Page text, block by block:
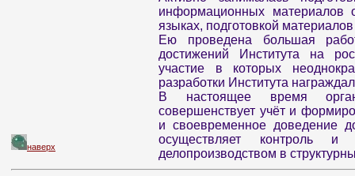
информационных материалов
языках, подготовкой
Ею проведена большая
достижений Института на
участие в которых
разработки Института
В настоящее время
совершенствует учёт и
и своевременное доведение
осуществляет контроль и
делопроизводством в
наверх